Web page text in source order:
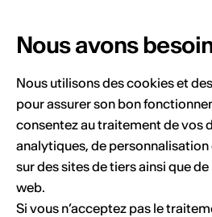
Les Caves du Manoir
Nous avons
Nous utilisons des cookies et
pour assurer son bon
consentez au traitement de vos
analytiques, de
sur des sites de tiers ainsi que
web.
Si vous n’acceptez pas le